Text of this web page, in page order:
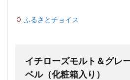
ふるさとチョイス
イチローズモルト＆グレ
ベル（化粧箱入り）